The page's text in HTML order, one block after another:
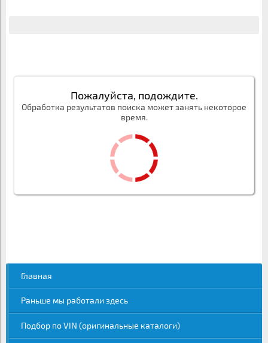
Пожалуйста, подождите.
Обработка результатов поиска может занять некоторое
время.
Главная
Раньше мы работали здесь
Подбор по VIN (оригинальные каталоги)